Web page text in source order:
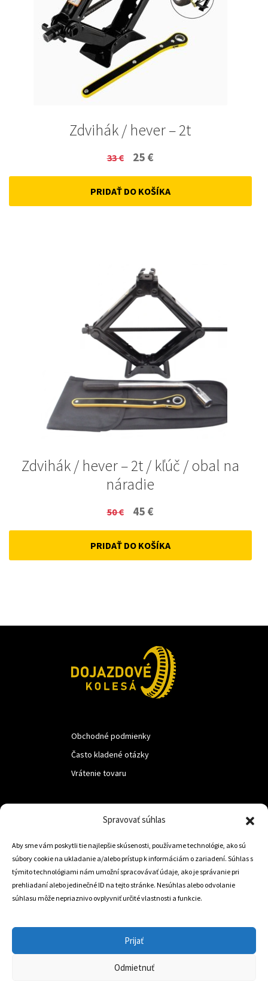
Spravovať súhlas
Aby sme vám poskytli tie najlepšie skúsenosti, používame technológie, ako sú
súbory cookie na ukladanie a/alebo prístup k informáciám o zariadení. Súhlas s
týmito technológiami nám umožní spracovávať údaje, ako je správanie pri
prehliadaní alebo jedinečné ID na tejto stránke. Nesúhlas alebo odvolanie
súhlasu môže nepriaznivo ovplyvniť určité vlastnosti a funkcie.
Prijať
Odmietnuť
Zdvihák / hever – 2t
33€
Original
price
was:
25 €
price
is:
PRIDAŤ DO KOŠÍKA
Zdvihák / hever – 2t / kľúč / obal na
náradie
50€
Original
price
was:
45 €
price
is:
PRIDAŤ DO KOŠÍKA
Obchodné podmienky
Často kladené otázky
Vrátenie tovaru
Trstená 02801
+421 905 806 234
Český Eshop